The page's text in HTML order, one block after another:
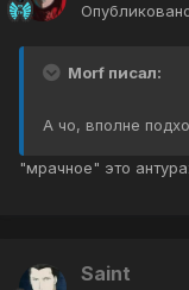
Morf писал:
А чо, вполне
"мрачное" это
Saint